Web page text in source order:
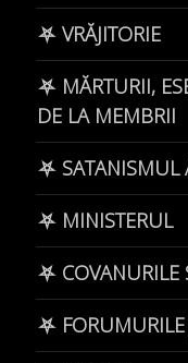
⛧ VRĂJITORIE
⛧ MĂRTURII,
DE LA MEMBRII
⛧ SATANISMUL
⛧ MINISTERUL
⛧ COVANURILE
⛧ FORUMURILE